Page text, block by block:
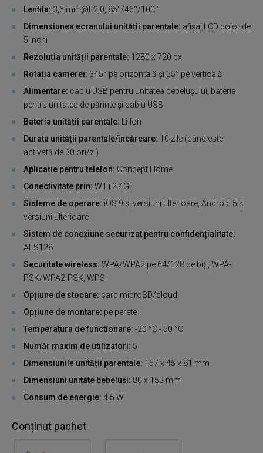
Lentila: 3,6 mm@F2,0, 85°/46°/100°
Dimensiunea ecranului unității parentale: afișaj LCD color de
5 inchi
Rezoluția unității parentale: 1280 x 720 px
Rotația camerei: 345° pe orizontală și 55° pe verticală
Alimentare: cablu USB pentru unitatea bebelușului, baterie
pentru unitatea de părinte și cablu USB
Bateria unității parentale:
Li-Ion
Durata unității parentale/încărcare: 10 zile (când este
activată de 30 ori/zi)
Aplicație pentru telefon: Concept Home
Conectivitate prin: WiFi 2.4G
Sisteme de operare: iOS 9 și versiuni ulterioare, Android 5 și
versiuni ulterioare
Sistem de conexiune securizat pentru confidențialitate:
AES128
Securitate wireless: WPA/WPA2 pe 64/128 de biți, WPA-
PSK/WPA2-PSK, WPS
Opțiune de stocare: card microSD/cloud
Opțiune de montare: pe perete
Temperatura de functionare: -20 °C - 50 °C
Număr maxim de utilizatori: 5
Dimensiunile unității parentale: 157 x 45 x 81 mm
Dimensiuni unitate bebeluși: 80 x 153 mm
Consum de energie: 4,5 W
Conținut pachet